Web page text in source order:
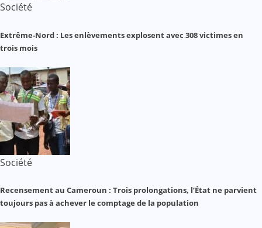
Société
Extrême-Nord : Les enlèvements explosent avec 308 victimes en
trois mois
Société
Recensement au Cameroun : Trois prolongations, l’État ne parvient
toujours pas à achever le comptage de la population